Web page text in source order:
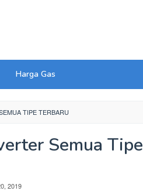
Harga Gas
TIPE TERBARU
Semua Tipe
2019